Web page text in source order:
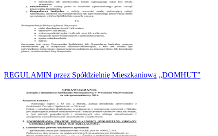
REGULAMIN przez Spółdzielnię Mieszkaniową „DOMHUT”